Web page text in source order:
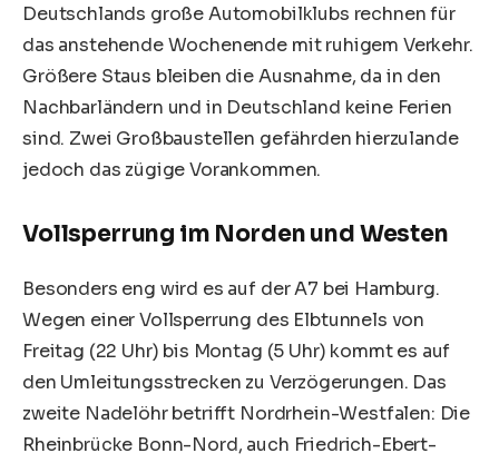
Deutschlands große Automobilklubs rechnen für
das anstehende Wochenende mit ruhigem Verkehr.
Größere Staus bleiben die Ausnahme, da in den
Nachbarländern und in Deutschland keine Ferien
sind. Zwei Großbaustellen gefährden hierzulande
jedoch das zügige Vorankommen.
Vollsperrung im Norden und Westen
Besonders eng wird es auf der A7 bei Hamburg.
Wegen einer Vollsperrung des Elbtunnels von
Freitag (22 Uhr) bis Montag (5 Uhr) kommt es auf
den Umleitungsstrecken zu Verzögerungen. Das
zweite Nadelöhr betrifft Nordrhein-Westfalen: Die
Rheinbrücke Bonn-Nord, auch Friedrich-Ebert-